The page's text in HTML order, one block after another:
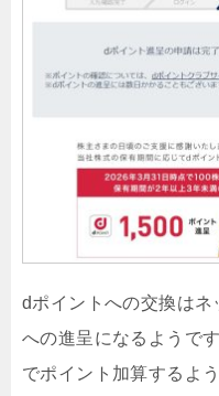
dポイントへの交換はネ
への進呈になるようで
でポイント加算するよう